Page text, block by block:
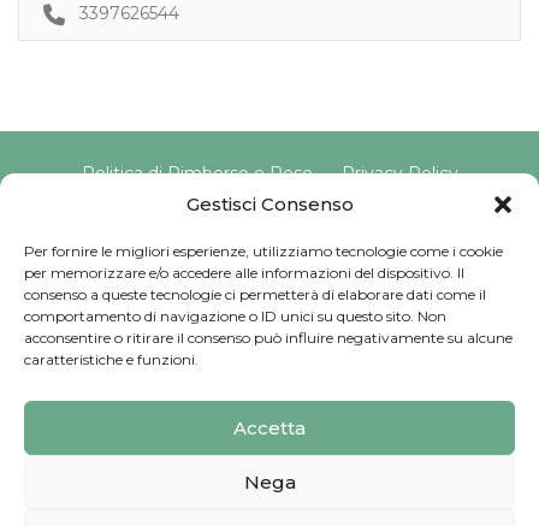
Gestisci Consenso
Per fornire le migliori esperienze, utilizziamo tecnologie come i cookie
per memorizzare e/o accedere alle informazioni del dispositivo. Il
consenso a queste tecnologie ci permetterà di elaborare dati come il
comportamento di navigazione o ID unici su questo sito. Non
acconsentire o ritirare il consenso può influire negativamente su alcune
caratteristiche e funzioni.
Accetta
Nega
3397626544
Politica di Rimborso e Reso
Privacy Policy
Cookie Policy
Copyright © 2025 Pavimento Pelvico Italia beAPPI srl |
Indirizzo: Via Cassia 1827 Int. A, 00123 Roma (RM) |
P.IVA: 16569171008 | Email PEC:
pavimentopelvicoitalia@pec.it | Codice Univoco: